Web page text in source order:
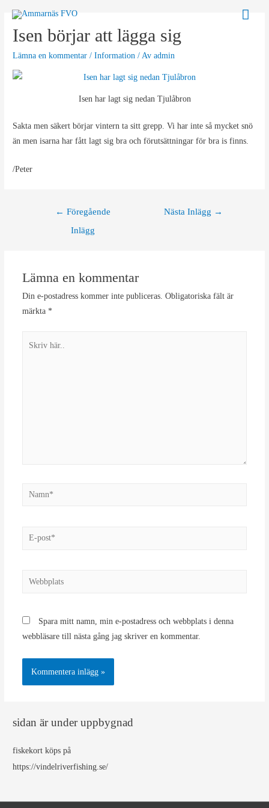
innehållIsen börjar att lägga sig
Lämna en kommentar /Information / Av admin
Isen har lagt sig nedan Tjulåbron
Sakta men säkert börjar vintern ta sitt grepp. Vi har inte så mycket snö
än men isarna har fått lagt sig bra och förutsättningar för bra is finns.
/Peter
Inläggsnavigering
← Föregående
Inlägg
Nästa Inlägg →
Lämna en kommentar
Din e-postadress kommer inte publiceras. Obligatoriska fält är
märkta *
Namn*
E-
Webbplats
Spara mitt namn, min e-postadress och webbplats i denna
webbläsare till nästa gång jag skriver en kommentar.
sidan är under uppbygnad
fiskekort köps på
https://vindelriverfishing.se/